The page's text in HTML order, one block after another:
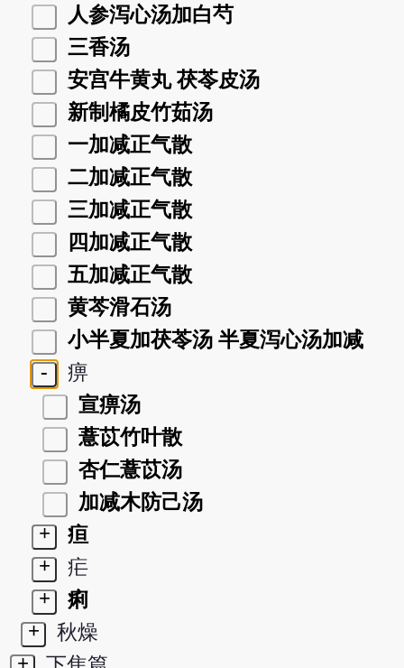
人参泻心汤加白芍
三香汤
安宫牛黄丸 茯苓皮汤
新制橘皮竹茹汤
一加减正气散
二加减正气散
三加减正气散
四加减正气散
五加减正气散
黄芩滑石汤
小半夏加茯苓汤 半夏泻心汤加减
-
痹
宣痹汤
薏苡竹叶散
杏仁薏苡汤
加减木防己汤
+
疸
+
疟
+
痢
+
秋燥